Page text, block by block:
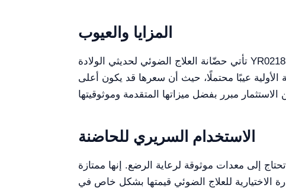
المزايا والعيوب
تأتي حضّانة العلاج الضوئي لحديثي الولادة YR02183 مع عدة مزايا، بما في ذلك التحكم الدقيق في الحرارة، وسهولة التنظيف، وتشكيلة واسعة من الملحقات
الأولية عيبًا محتملًا، حيث أن سعرها قد يكون أعلى
الاستخدام السريري للحاضنة
إلى معدات موثوقة لرعاية الرضع. إنها ممتازة
الاختيارية للعلاج الضوئي قيمتها بشكل خاص في